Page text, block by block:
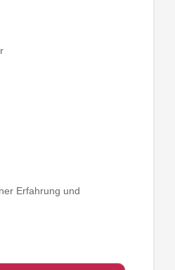
Erfahrung und